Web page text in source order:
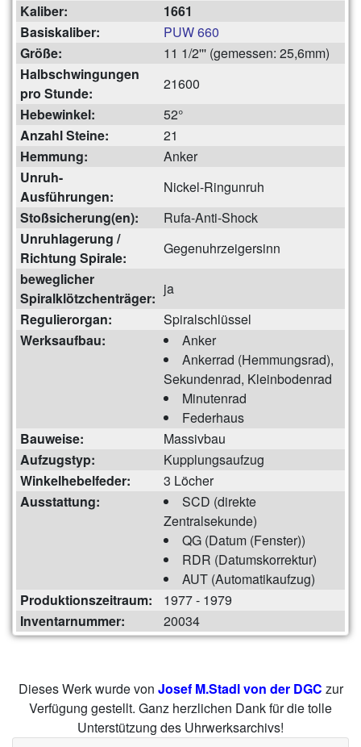
Kaliber:
1661
Basiskaliber:
PUW 660
Größe:
11 1/2''' (gemessen: 25,6mm)
Halbschwingungen
pro Stunde:
21600
Hebewinkel:
52°
Anzahl Steine:
21
Hemmung:
Anker
Unruh-
Ausführungen:
Nickel-Ringunruh
Stoßsicherung(en):
Rufa-Anti-Shock
Unruhlagerung /
Richtung Spirale:
Gegenuhrzeigersinn
beweglicher
Spiralklötzchenträger:
ja
Regulierorgan:
Spiralschlüssel
Werksaufbau:
Anker
Ankerrad (Hemmungsrad),
Sekundenrad, Kleinbodenrad
Minutenrad
Federhaus
Bauweise:
Massivbau
Aufzugstyp:
Kupplungsaufzug
Winkelhebelfeder:
3 Löcher
Ausstattung:
SCD (direkte
Zentralsekunde)
QG (Datum (Fenster))
RDR (Datumskorrektur)
AUT (Automatikaufzug)
Produktionszeitraum:
1977 - 1979
Inventarnummer:
20034
Dieses Werk wurde von Josef M.Stadl von der DGC zur
Verfügung gestellt. Ganz herzlichen Dank für die tolle
Unterstützung des Uhrwerksarchivs!